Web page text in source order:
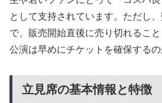
として支持されています。ただし
で、販売開始直後に売り切れるこ
公演は早めにチケットを確保するの
立見席の基本情報と特徴